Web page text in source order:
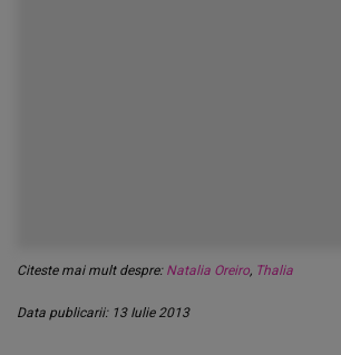
Citeste mai mult despre: Natalia Oreiro, Thalia
Data publicarii: 13 Iulie 2013